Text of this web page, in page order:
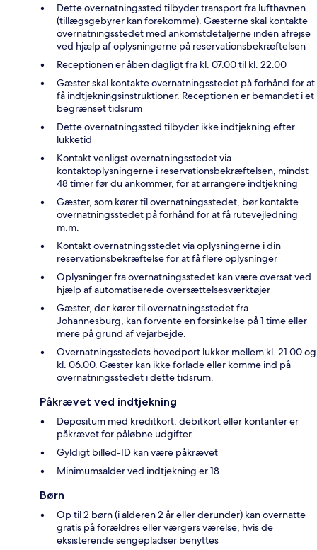
Dette overnatningssted tilbyder transport fra lufthavnen
(tillægsgebyrer kan forekomme). Gæsterne skal kontakte
overnatningsstedet med ankomstdetaljerne inden afrejse
ved hjælp af oplysningerne på reservationsbekræftelsen
Receptionen er åben dagligt fra kl. 07.00 til kl. 22.00
Gæster skal kontakte overnatningsstedet på forhånd for at
få indtjekningsinstruktioner. Receptionen er bemandet i et
begrænset tidsrum
Dette overnatningssted tilbyder ikke indtjekning efter
lukketid
Kontakt venligst overnatningsstedet via
kontaktoplysningerne i reservationsbekræftelsen, mindst
48 timer før du ankommer, for at arrangere indtjekning
Gæster, som kører til overnatningsstedet, bør kontakte
overnatningsstedet på forhånd for at få rutevejledning
m.m.
Kontakt overnatningsstedet via oplysningerne i din
reservationsbekræftelse for at få flere oplysninger
Oplysninger fra overnatningsstedet kan være oversat ved
hjælp af automatiserede oversættelsesværktøjer
Gæster, der kører til overnatningsstedet fra
Johannesburg, kan forvente en forsinkelse på 1 time eller
mere på grund af vejarbejde.
Overnatningsstedets hovedport lukker mellem kl. 21.00 og
kl. 06.00. Gæster kan ikke forlade eller komme ind på
overnatningsstedet i dette tidsrum.
Påkrævet ved indtjekning
Depositum med kreditkort, debitkort eller kontanter er
påkrævet for påløbne udgifter
Gyldigt billed-ID kan være påkrævet
Minimumsalder ved indtjekning er 18
Børn
Op til 2 børn (i alderen 2 år eller derunder) kan overnatte
gratis på forældres eller værgers værelse, hvis de
eksisterende sengepladser benyttes